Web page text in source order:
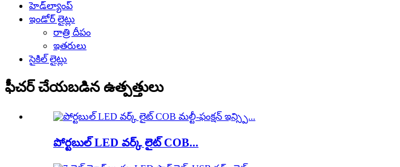
హెడ్‌ల్యాంప్
ఇండోర్ లైట్లు
రాత్రి దీపం
ఇతరులు
సైకిల్ లైట్లు
ఫీచర్ చేయబడిన ఉత్పత్తులు
పోర్టబుల్ LED వర్క్ లైట్ COB...